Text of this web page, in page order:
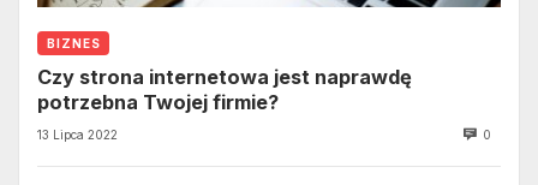
BIZNES
Czy strona internetowa jest naprawdę
potrzebna Twojej firmie?
13 Lipca 2022 0